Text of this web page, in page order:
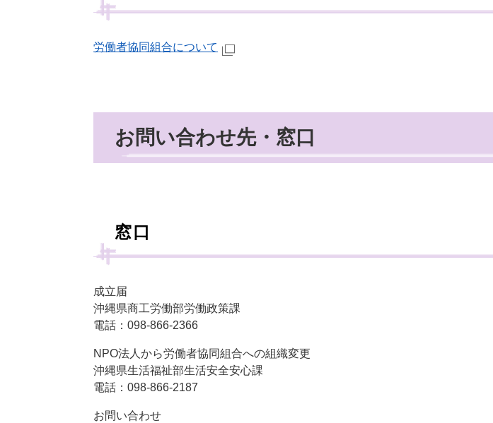
労働者協同組合について
お問い合わせ先・窓口
窓口
成立届
沖縄県商工労働部労働政策課
電話：098-866-2366
NPO法人から労働者協同組合への組織変更
沖縄県生活福祉部生活安全安心課
電話：098-866-2187
お問い合わせ